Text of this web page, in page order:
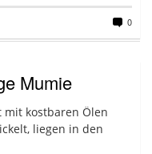
0
Mumie
mit kostbaren Ölen
liegen in den